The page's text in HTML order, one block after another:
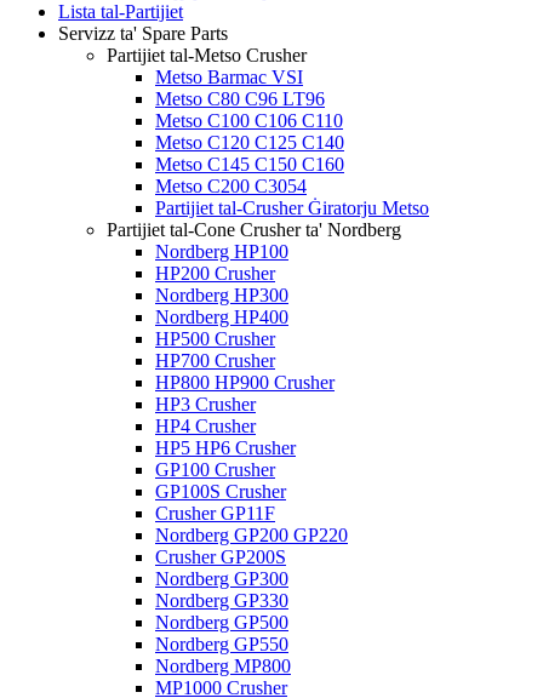
Lista tal-Partijiet
Servizz ta' Spare Parts
Partijiet tal-Metso Crusher
Metso Barmac VSI
Metso C80 C96 LT96
Metso C100 C106 C110
Metso C120 C125 C140
Metso C145 C150 C160
Metso C200 C3054
Partijiet tal-Crusher Ġiratorju Metso
Partijiet tal-Cone Crusher ta' Nordberg
Nordberg HP100
HP200 Crusher
Nordberg HP300
Nordberg HP400
HP500 Crusher
HP700 Crusher
HP800 HP900 Crusher
HP3 Crusher
HP4 Crusher
HP5 HP6 Crusher
GP100 Crusher
GP100S Crusher
Crusher GP11F
Nordberg GP200 GP220
Crusher GP200S
Nordberg GP300
Nordberg GP330
Nordberg GP500
Nordberg GP550
Nordberg MP800
MP1000 Crusher